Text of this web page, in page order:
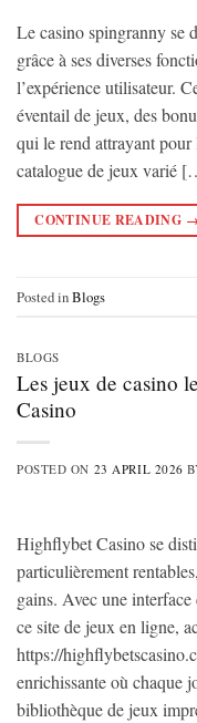
Le casino spingranny se
grâce à ses diverses
l’expérience utilisateur.
éventail de jeux, des
qui le rend attrayant
catalogue de jeux varié
CONTINUE READING →
Posted inBlogs
BLOGS
Les jeux de casino
Casino
POSTED ON 23 APRIL 2026
Highflybet Casino se
particulièrement
gains. Avec une
ce site de jeux en ligne,
https://
enrichissante où chaque
bibliothèque de jeux